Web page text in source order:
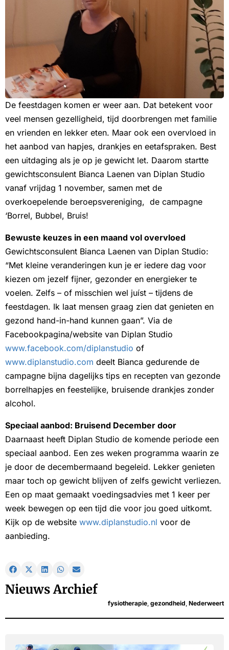
De feestdagen komen er weer aan. Dat betekent voor
veel mensen gezelligheid, tijd doorbrengen met familie
en vrienden en lekker eten. Maar ook een overvloed in
het aanbod van hapjes, drankjes en eetafspraken. Best
een uitdaging als je op je gewicht let. Daarom startte
gewichtsconsulent Bianca Laenen van Diplan Studio
vanaf vrijdag 1 november, samen met de
overkoepelende beroepsvereniging, de campagne
‘Borrel, Bubbel, Bruis!
Bewuste keuzes in een maand vol overvloed
Gewichtsconsulent Bianca Laenen van Diplan Studio:
“Met kleine veranderingen kun je er iedere dag voor
kiezen om jezelf fijner, gezonder en energieker te
voelen. Zelfs – of misschien wel juíst – tijdens de
feestdagen. Ik laat mensen graag zien dat genieten en
gezond hand-in-hand kunnen gaan”. Via de
Facebookpagina/website van Diplan Studio
www.facebook.com/diplanstudio of
www.diplanstudio.com deelt Bianca gedurende de
campagne bijna dagelijks tips en recepten van gezonde
borrelhapjes en feestelijke, bruisende drankjes zonder
alcohol.
Speciaal aanbod: Bruisend December door
Daarnaast heeft Diplan Studio de komende periode een
speciaal aanbod. Een zes weken programma waarin ze
je door de decembermaand begeleid. Lekker genieten
maar toch op gewicht blijven of zelfs gewicht verliezen.
Een op maat gemaakt voedingsadvies met 1 keer per
week bewegen op een tijd die voor jou goed uitkomt.
Kijk op de website www.diplanstudio.nl voor de
aanbieding.
Nieuws Archief
fysiotherapie gezondheid Nederweert